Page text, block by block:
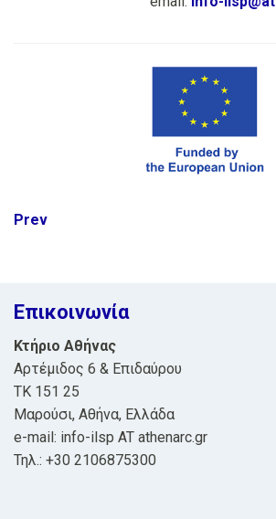
Post
Prev
Επικοινωνία
Κτήριο Αθήνας
Αρτέμιδος 6 & Επιδαύρου
ΤΚ 151 25
Μαρούσι, Αθήνα, Ελλάδα
e-mail: info-ilsp AT athenarc.gr
Τηλ.: +30 2106875300